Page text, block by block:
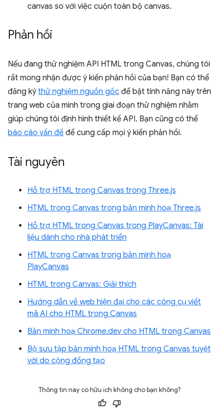
canvas so với việc cuộn toàn bộ canvas.
Phản hồi
Nếu đang thử nghiệm API HTML trong Canvas, chúng tôi
rất mong nhận được ý kiến phản hồi của bạn! Bạn có thể
đăng ký thử nghiệm nguồn gốc để bật tính năng này trên
trang web của mình trong giai đoạn thử nghiệm nhằm
giúp chúng tôi định hình thiết kế API. Bạn cũng có thể
báo cáo vấn đề để cung cấp mọi ý kiến phản hồi.
Tài nguyên
Hỗ trợ HTML trong Canvas trong Three.js
HTML trong Canvas trong bản minh hoạ Three.js
Hỗ trợ HTML trong Canvas trong PlayCanvas: Tài
liệu dành cho nhà phát triển
HTML trong Canvas trong bản minh hoạ
PlayCanvas
HTML trong Canvas: Giải thích
Hướng dẫn về web hiện đại cho các công cụ viết
mã AI cho HTML trong Canvas
Bản minh hoạ Chrome.dev cho HTML trong Canvas
Bộ sưu tập bản minh hoạ HTML trong Canvas tuyệt
vời do cộng đồng tạo
Thông tin này có hữu ích không cho bạn không?